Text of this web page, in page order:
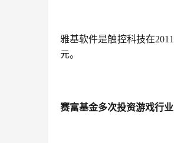
雅基软件是触控科技在
元。
赛富基金多次投资游戏行业